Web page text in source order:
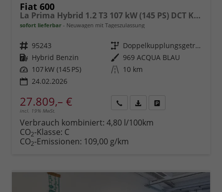
Fiat 600
La Prima Hybrid 1.2 T3 107 kW (145 PS) DCT Klimaautomatik, Massagesitz, Sitzheizung, elektrisch verstellbarer Fahrersitz, Radio, DAB, Apple CarPlay, Android Auto, Navigationssystem, 18 Zoll Leichtmetallfelgen, uvm.
sofort lieferbar Neuwagen mit Tageszulassung
Fahrzeugnr. 95243 Getriebe
Doppelkupplungsgetriebe (DSG)
Kraftstoff Hybrid Benzin Außenfarbe 969 ACQUA BLAU
Leistung 107 kW (145 PS) Kilometerstand 10 km
24.02.2026
27.809,– €
incl. 19% MwSt.
anfordern
Datei,
Verbrauch kombiniert: 4,80 l/100km
CO2-Klasse: C
CO2-Emissionen: 109,00 g/km